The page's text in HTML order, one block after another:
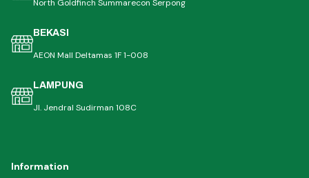
North Goldfinch Summarecon Serpong
BEKASI
AEON Mall Deltamas 1F 1-008
LAMPUNG
Jl. Jendral Sudirman 108C
Information